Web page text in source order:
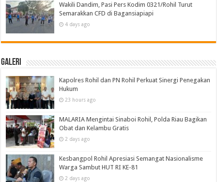
Wakili Dandim, Pasi Pers Kodim 0321/Rohil Turut
Semarakkan CFD di Bagansiapiapi
4 days ago
Galeri
Kapolres Rohil dan PN Rohil Perkuat Sinergi Penegakan
Hukum
23 hours ago
MALARIA Mengintai Sinaboi Rohil, Polda Riau Bagikan
Obat dan Kelambu Gratis
2 days ago
Kesbangpol Rohil Apresiasi Semangat Nasionalisme
Warga Sambut HUT RI KE-81
2 days ago